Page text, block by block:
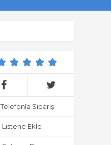
Telefonla Sipariş
Listene Ekle